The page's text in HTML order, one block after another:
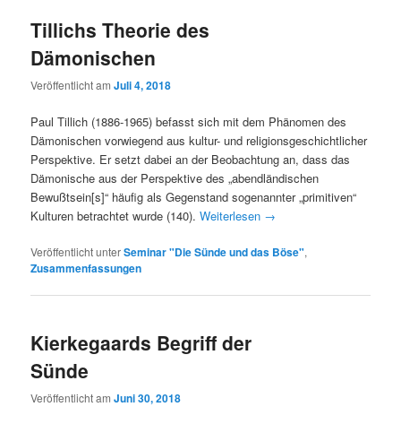
Tillichs Theorie des
Dämonischen
Veröffentlicht amJuli 4, 2018
Paul Tillich (1886-1965) befasst sich mit dem Phänomen des
Dämonischen vorwiegend aus kultur- und religionsgeschichtlicher
Perspektive. Er setzt dabei an der Beobachtung an, dass das
Dämonische aus der Perspektive des „abendländischen
Bewußtsein[s]“ häufig als Gegenstand sogenannter „primitiven“
Kulturen betrachtet wurde (140).Weiterlesen →
Veröffentlicht unterSeminar "Die Sünde und das Böse",
Zusammenfassungen
Kierkegaards Begriff der
Sünde
Veröffentlicht amJuni 30, 2018